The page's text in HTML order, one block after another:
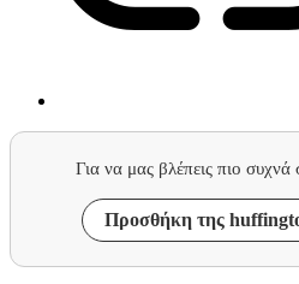
Για να μας βλέπεις πιο
Προσθήκη της